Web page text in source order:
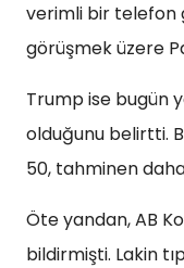
verimli bir telefon
görüşmek üzere
Trump ise bugün
olduğunu belirtti.
50, tahminen
Öte yandan, AB
bildirmişti. Lakin